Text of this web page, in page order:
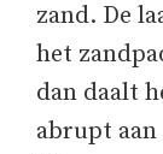
zand. De
het
dan daalt
abrupt aan